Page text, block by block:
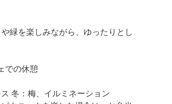
緑を楽しみながら、ゆったりとし
での休憩
冬：梅、イルミネーション